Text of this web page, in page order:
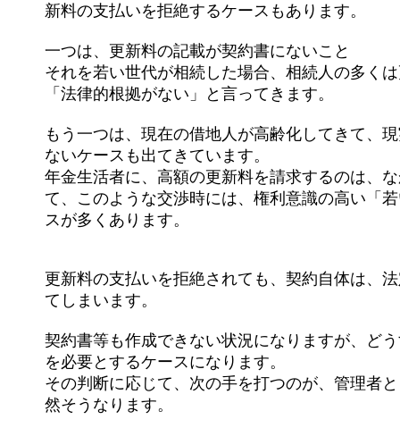
新料の支払いを拒絶するケースもあります。
一つは、更新料の記載が契約書にないこと
それを若い世代が相続した場合、相続人の多く
「法律的根拠がない」と言ってきます。
もう一つは、現在の借地人が高齢化してきて、
ないケースも出てきています。
年金生活者に、高額の更新料を請求するのは、
て、このような交渉時には、権利意識の高い「
スが多くあります。
更新料の支払いを拒絶されても、契約自体は、
てしまいます。
契約書等も作成できない状況になりますが、ど
を必要とするケースになります。
その判断に応じて、次の手を打つのが、管理者
然そうなります。